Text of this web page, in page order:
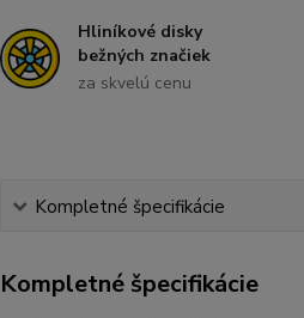
Hliníkové disky
bežných značiek
za skvelú cenu
Kompletné špecifikácie
Kompletné špecifikácie